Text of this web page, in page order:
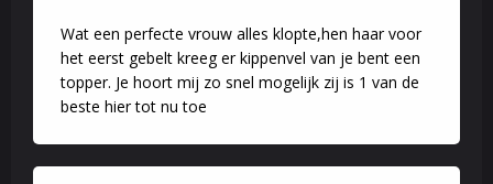
Wat een perfecte vrouw alles klopte,hen haar voor
het eerst gebelt kreeg er kippenvel van je bent een
topper. Je hoort mij zo snel mogelijk zij is 1 van de
beste hier tot nu toe